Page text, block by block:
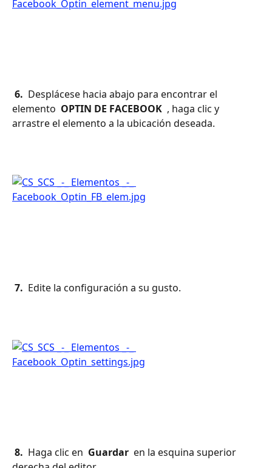
6. Desplácese hacia abajo para encontrar el
elemento OPTIN DE FACEBOOK , haga clic y
arrastre el elemento a la ubicación deseada.
7. Edite la configuración a su gusto.
8. Haga clic en Guardar en la esquina superior